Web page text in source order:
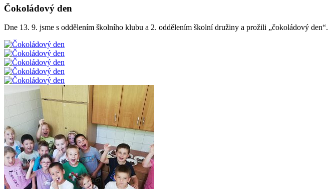
Čokoládový den
Dne 13. 9. jsme s oddělením školního klubu a 2. oddělením školní družiny a prožili „čokoládový den“.